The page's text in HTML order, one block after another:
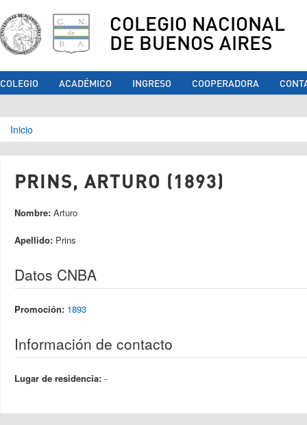
COLEGIO NACIONAL
DE BUENOS AIRES
COLEGIO ACADÉMICO INGRESO COOPERADORA
Se encuentra usted aquí
Inicio
PRINS, ARTURO (1893)
Nombre: Arturo
Apellido: Prins
Datos CNBA
Promoción: 1893
Información de contacto
Lugar de residencia: -